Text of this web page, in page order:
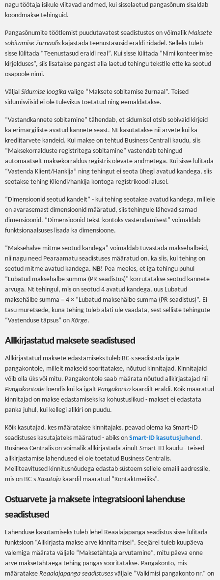
nagu töötaja isikule viitavad andmed, kui sisselaetud pangasõnum sisaldab
koondmakse tehinguid.
Pangasõnumite töötlemist puudutavatest seadistustes on võimalik Maksete
sobitamise žurnaalis kajastada teenustasusid eraldi ridadel. Selleks tuleb
sisse lülitada “Teenustasud eraldi real”. Kui sisse lülitada “Nimi konteerimise
kirjelduses”, siis lisatakse pangast alla laetud tehingu tekstile ette ka seotud
osapoole nimi.
Väljal Sidumise loogika valige “Maksete sobitamise žurnaal”. Teised
sidumisviisid ei ole tulevikus toetatud ning eemaldatakse.
“Vastandkannete sobitamine” tähendab, et sidumisel otsib sobivaid kirjeid
ka erimärgiliste avatud kannete seast. Nt kasutatakse nii arvete kui ka
krediitarvete kandeid. Kui makse on tehtud Business Centrali kaudu, siis
“Maksekorralduste registritega sobitamine” vastendab tehingud
automaatselt maksekorraldus registris olevate andmetega. Kui sisse lülitada
“Vastenda Klient/Hankija” ning tehingut ei seota ühegi avatud kandega, siis
seotakse tehing Kliendi/hankija kontoga registrikoodi alusel.
“Dimensioonid seotud kandelt” - kui tehing seotakse avatud kandega, millele
on avarasemast dimensioonid määratud, siis tehingule lähevad samad
dimensioonid. “Dimensioonid tekst-kontoks vastendamisest” võimaldab
funktsionaalsuses lisada ka dimensioone.
“Maksehälve mitme seotud kandega” võimaldab tuvastada maksehälbeid,
nii nagu need Pearaamatu seadistuses määratud on, ka siis, kui tehing on
seotud mitme avatud kandega. NB! Pea meeles, et iga tehingu puhul
“Lubatud maksehälbe summa (PR seadistus)” korrutatakse seotud kannete
arvuga. Nt tehingul, mis on seotud 4 avatud kandega, uus Lubatud
maksehälbe summa = 4 × “Lubatud maksehälbe summa (PR seadistus)”. Ei
tasu muretsede, kuna tehing tuleb alati üle vaadata, sest selliste tehingute
“Vastenduse täpsus” on Kõrge.
Allkirjastatud maksete seadistused
Allkirjastatud maksete edastamiseks tuleb BC-s seadistada igale
pangakontole, millelt makseid sooritatakse, nõutud kinnitajad. Kinnitajaid
võib olla üks või mitu. Pangakontole saab määrata nõutud allkirjastajad nii
Pangakontode loendis kui ka igalt Pangakonto kaardilt eraldi. Kõik määratud
kinnitajad on makse edastamiseks ka kohustuslikud - makset ei edastata
panka juhul, kui kellegi allkiri on puudu.
Kõik kasutajad, kes määratakse kinnitajaks, peavad olema ka Smart-ID
seadistuses kasutajateks määratud - abiks on Smart-ID kasutusjuhend.
Business Centralis on võimalik allkirjastada ainult Smart-ID kaudu - teised
allkirjastamise lahendused ei ole toetatud Business Centralis.
Meiliteavitused kinnitusnõudega edastab süsteem sellele emaili aadressile,
mis on BC-s Kasutaja kaardil määratud “Kontaktmeiliks”.
Ostuarvete ja maksete integratsiooni lahenduse
seadistused
Lahenduse kasutamiseks tuleb lehel Reaalajapanga seadistus sisse lülitada
funktsioon “Allkirjasta makse arve kinnitamisel”. Seejärel tuleb kuupäeva
valemiga määrata väljale “Maksetähtaja arvutamine”, mitu päeva enne
arve maksetähtaega tehing pangas sooritatakse. Pangakonto, mis
määratakse Reaalajapanga seadistuses väljale “Vaikimisi pangakonto nr.“ on